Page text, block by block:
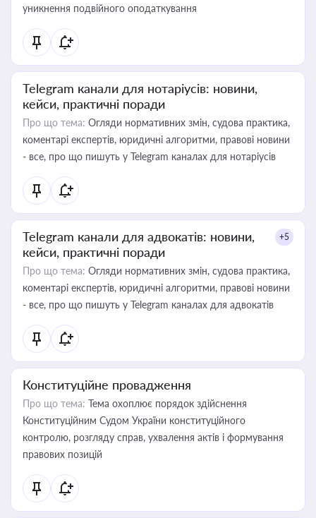
уникнення подвійного оподаткування
Telegram канали для нотаріусів: новини,
кейси, практичні поради
Про що тема: Огляди нормативних змін, судова практика,
коментарі експертів, юридичні алгоритми, правові новини
- все, про що пишуть у Telegram каналах для нотаріусів
Telegram канали для адвокатів: новини,
кейси, практичні поради
+5
Про що тема: Огляди нормативних змін, судова практика,
коментарі експертів, юридичні алгоритми, правові новини
- все, про що пишуть у Telegram каналах для адвокатів
Конституційне провадження
Про що тема: Тема охоплює порядок здійснення
Конституційним Судом України конституційного
контролю, розгляду справ, ухвалення актів і формування
правових позицій